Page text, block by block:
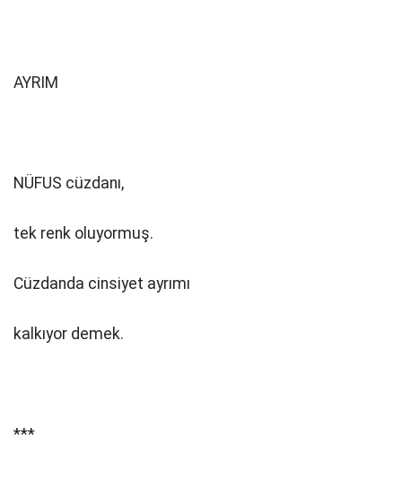
AYRIM
NÜFUS cüzdanı,
tek renk oluyormuş.
Cüzdanda cinsiyet ayrımı
kalkıyor demek.
***